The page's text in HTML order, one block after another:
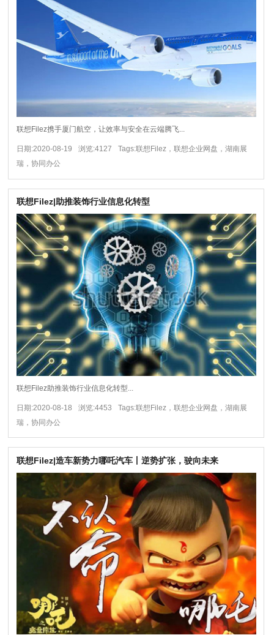
联想Filez携手厦门航空，让效率与安全在云端腾飞...
日期:2020-08-19 浏览:4127
Tags:联想Filez，联想企业网盘，湖南展
瑞，协同办公
联想Filez|助推装饰行业信息化转型
联想Filez助推装饰行业信息化转型...
日期:2020-08-18 浏览:4453
Tags:联想Filez，联想企业网盘，湖南展
瑞，协同办公
联想Filez|造车新势力哪吒汽车丨逆势扩张，驶向未来